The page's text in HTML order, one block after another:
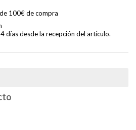
100€ de compra
días desde la recepción del artículo.